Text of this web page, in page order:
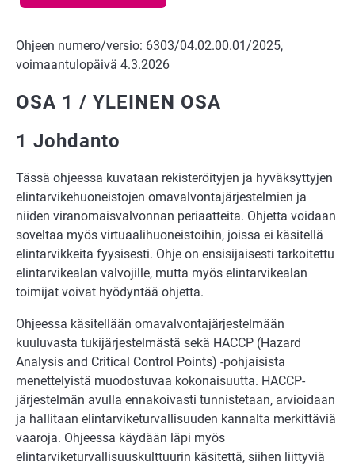
Ohjeen numero/versio: 6303/04.02.00.01/2025,
voimaantulopäivä 4.3.2026
OSA 1 / YLEINEN OSA
1 Johdanto
Tässä ohjeessa kuvataan rekisteröityjen ja hyväksyttyjen
elintarvikehuoneistojen omavalvontajärjestelmien ja
niiden viranomaisvalvonnan periaatteita. Ohjetta voidaan
soveltaa myös virtuaalihuoneistoihin, joissa ei käsitellä
elintarvikkeita fyysisesti. Ohje on ensisijaisesti tarkoitettu
elintarvikealan valvojille, mutta myös elintarvikealan
toimijat voivat hyödyntää ohjetta.
Ohjeessa käsitellään omavalvontajärjestelmään
kuuluvasta tukijärjestelmästä sekä HACCP (Hazard
Analysis and Critical Control Points) -pohjaisista
menettelyistä muodostuvaa kokonaisuutta. HACCP-
järjestelmän avulla ennakoivasti tunnistetaan, arvioidaan
ja hallitaan elintarviketurvallisuuden kannalta merkittäviä
vaaroja. Ohjeessa käydään läpi myös
elintarviketurvallisuuskulttuurin käsitettä, siihen liittyviä